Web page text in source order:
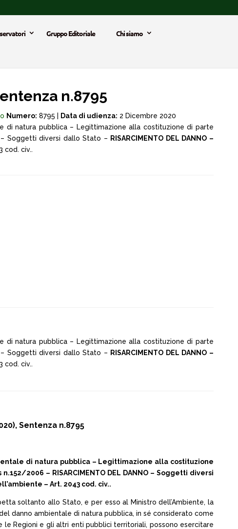
Gruppo Editoriale
Chi siamo
n.8795
Numero: 8795 | Data di udienza: 2 Dicembre 2020
di natura pubblica – Legittimazione alla costituzione di parte
Soggetti diversi dallo Stato – RISARCIMENTO DEL DANNO –
cod. civ..
di natura pubblica – Legittimazione alla costituzione di parte
Soggetti diversi dallo Stato – RISARCIMENTO DEL DANNO –
cod. civ..
Sentenza n.8795
di natura pubblica – Legittimazione alla costituzione
2006 – RISARCIMENTO DEL DANNO – Soggetti diversi
– Art. 2043 cod. civ..
soltanto allo Stato, e per esso al Ministro dell’Ambiente, la
danno ambientale di natura pubblica, in sé considerato come
le Regioni e gli altri enti pubblici territoriali, possono esercitare